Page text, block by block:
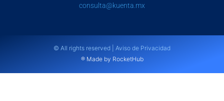
consulta@kuenta.mx
© All rights reserved | Aviso de Privacidad
® Made by RocketHub